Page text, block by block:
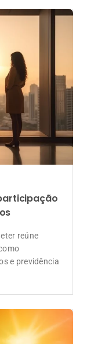
reúne
e previdência